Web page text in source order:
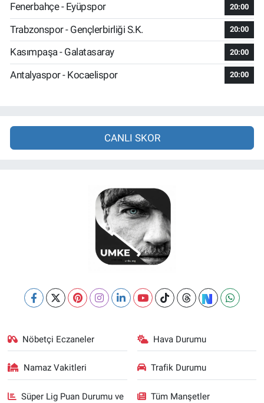
Fenerbahçe - Eyüpspor 20:00
Trabzonspor - Gençlerbirliği S.K. 20:00
Kasımpaşa - Galatasaray 20:00
Antalyaspor - Kocaelispor 20:00
CANLI SKOR
Nöbetçi Eczaneler Hava Durumu
Namaz Vakitleri Trafik Durumu
Süper Lig Puan Durumu ve
Tüm Manşetler